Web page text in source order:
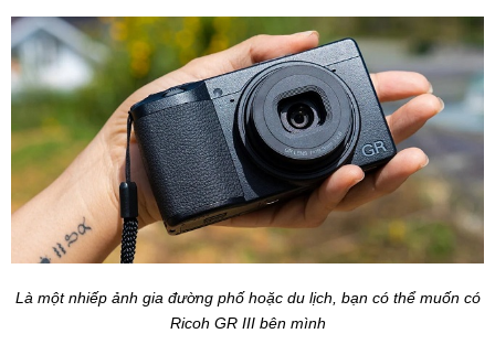
Là một nhiếp ảnh gia đường phố hoặc du lịch, bạn có thể muốn có
Ricoh GR III bên mình